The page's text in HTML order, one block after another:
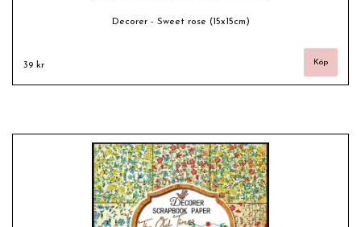
Decorer - Sweet rose (15x15cm)
39 kr